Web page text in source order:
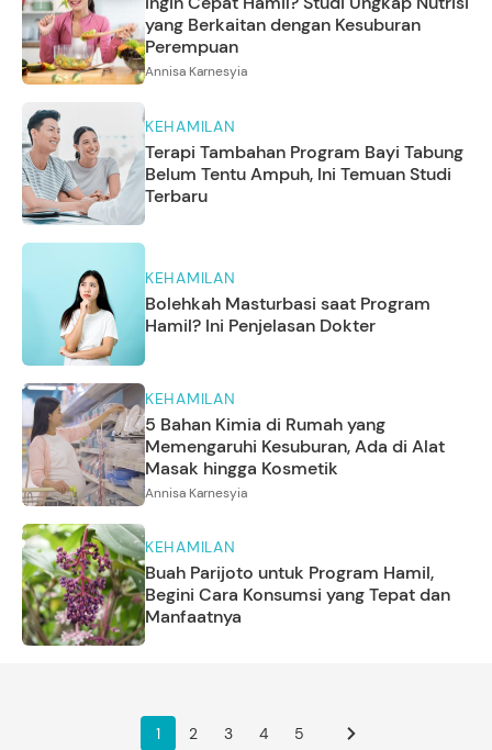
yang Berkaitan dengan Kesuburan
Perempuan
Annisa Karnesyia
KEHAMILAN
Terapi Tambahan Program Bayi Tabung
Belum Tentu Ampuh, Ini Temuan Studi
Terbaru
KEHAMILAN
Bolehkah Masturbasi saat Program
Hamil? Ini Penjelasan Dokter
KEHAMILAN
5 Bahan Kimia di Rumah yang
Memengaruhi Kesuburan, Ada di Alat
Masak hingga Kosmetik
Annisa Karnesyia
KEHAMILAN
Buah Parijoto untuk Program Hamil,
Begini Cara Konsumsi yang Tepat dan
Manfaatnya
1 2 3 4 5